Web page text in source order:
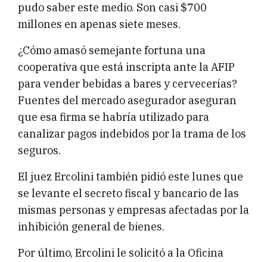
pudo saber este medio. Son casi $700
millones en apenas siete meses.
¿Cómo amasó semejante fortuna una
cooperativa que está inscripta ante la AFIP
para vender bebidas a bares y cervecerías?
Fuentes del mercado asegurador aseguran
que esa firma se habría utilizado para
canalizar pagos indebidos por la trama de los
seguros.
El juez Ercolini también pidió este lunes que
se levante el secreto fiscal y bancario de las
mismas personas y empresas afectadas por la
inhibición general de bienes.
Por último, Ercolini le solicitó a la Oficina